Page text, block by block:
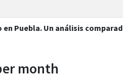
Puebla. Un análisis
month